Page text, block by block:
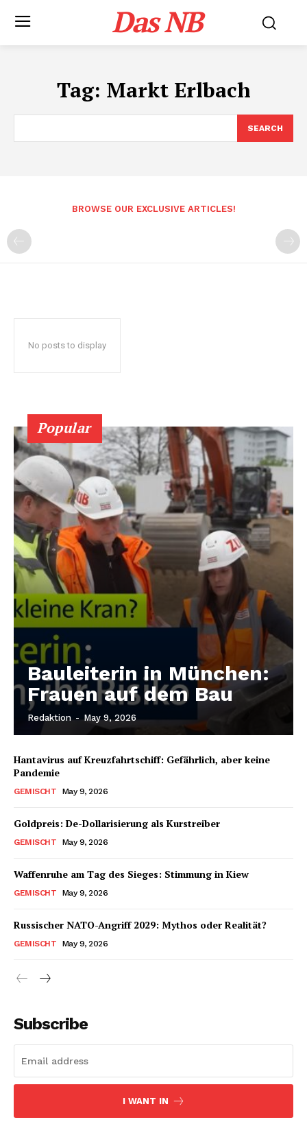
Das NB
Tag: Markt Erlbach
SEARCH
BROWSE OUR EXCLUSIVE ARTICLES!
No posts to display
Popular
Bauleiterin in München:
Frauen auf dem Bau
Redaktion - May 9, 2026
Hantavirus auf Kreuzfahrtschiff: Gefährlich, aber keine
Pandemie
GEMISCHT May 9, 2026
Goldpreis: De-Dollarisierung als Kurstreiber
GEMISCHT May 9, 2026
Waffenruhe am Tag des Sieges: Stimmung in Kiew
GEMISCHT May 9, 2026
Russischer NATO-Angriff 2029: Mythos oder Realität?
GEMISCHT May 9, 2026
Subscribe
I WANT IN